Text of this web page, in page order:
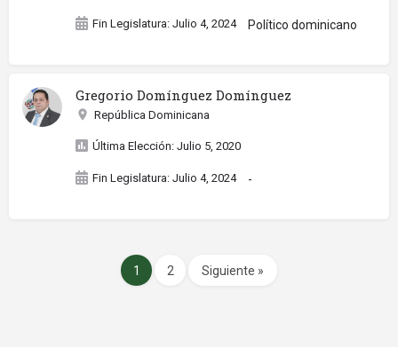
Fin Legislatura: Julio 4, 2024 Político dominicano
Gregorio Domínguez Domínguez
República Dominicana
Última Elección: Julio 5, 2020
Fin Legislatura: Julio 4, 2024 -
1 2 Siguiente »